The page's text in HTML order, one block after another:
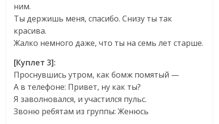
ним.
Ты держишь меня, спасибо. Снизу ты так
красива.
Жалко немного даже, что ты на семь лет старше.
[Куплет 3]:
Проснувшись утром, как бомж помятый —
А в телефоне: Привет, ну как ты?
Я заволновался, и участился пульс.
Звоню ребятам из группы: Женюсь